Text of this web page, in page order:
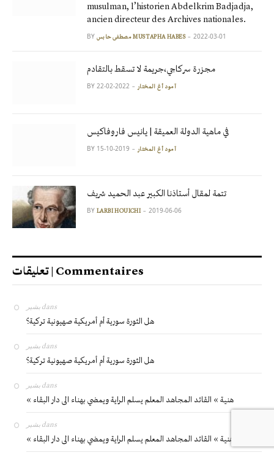
musulman, l’historien Abdelkrim Badjadja,
ancien directeur des Archives nationales.
BY مصطفى حابس MUSTAPHA HABES 2022-03-01
مجزرة سركاجي،جريمة لا تسقط بالتقادم
BY آمود أغ المختار 2022-02-22
في ماهية الدولة العميقة | يانيس فاروفاكيس
BY آمود أغ المختار 2019-10-15
تتمة لمقال أستاذنا الكبير عبد الحميد شريف
BY LARBI HOUICHI 2019-06-06
تعليقات | Commentaires
بشير dans
هل الثورة سورية أم أمريكية صهيونية تركية؟
بشير dans
هل الثورة سورية أم أمريكية صهيونية تركية؟
بشير dans
« هنية » القائد المجاهد المعلم يسلم الراية ويمضي بهناء الى دار البقاء
بشير dans
« هنية » القائد المجاهد المعلم يسلم الراية ويمضي بهناء الى دار البقاء